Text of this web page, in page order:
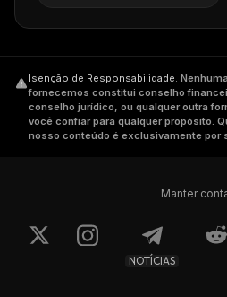
Isenção de Responsabilidade.
fornecemos constitui conselho
conselho jurídico, ou qualquer outra
você confiar para qualquer propósito.
nosso conteúdo é exclusivamente por
Manter
NOTÍCIAS